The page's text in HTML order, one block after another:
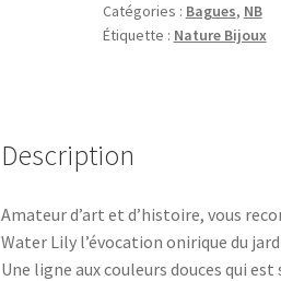
Catégories : Bagues, NB
Étiquette : Nature Bijoux
Description
Amateur d’art et d’histoire, vous
Water Lily l’évocation onirique du
Une ligne aux couleurs douces qui